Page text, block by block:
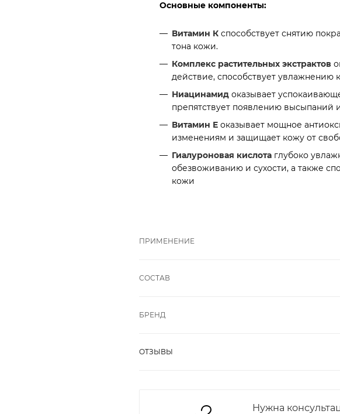
Основные компоненты:
Витамин К способствует снятию
тона кожи.
Комплекс растительных экстрактов
действие, способствует
Ниацинамид оказывает
препятствует появлению высыпаний
Витамин Е оказывает мощное
изменениям и защищает кожу от
Гиалуроновая кислота глубоко
обезвоживанию и сухости, а также
кожи
ПРИМЕНЕНИЕ
СОСТАВ
БРЕНД
ОТЗЫВЫ
Нужна